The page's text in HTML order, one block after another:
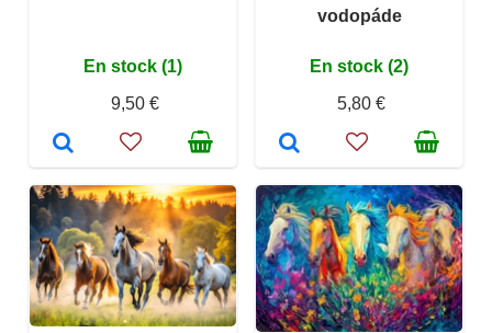
En stock (1)
9,50 €
vodopáde
En stock (2)
5,80 €